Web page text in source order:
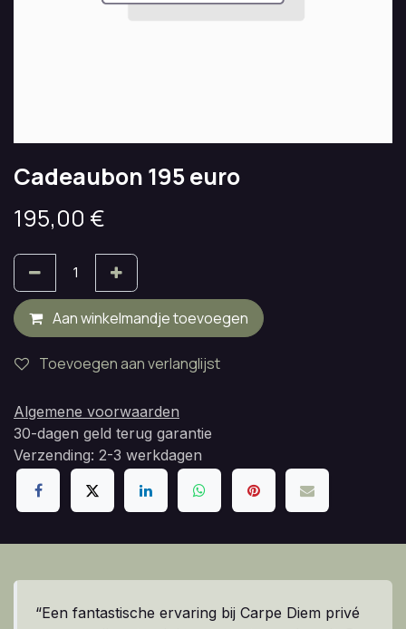
Cadeaubon 195 euro
195,00 €
Aan winkelmandje toevoegen
Toevoegen aan verlanglijst
Algemene voorwaarden
30-dagen geld terug garantie
Verzending: 2-3 werkdagen
“Een fantastische ervaring bij Carpe Diem privé